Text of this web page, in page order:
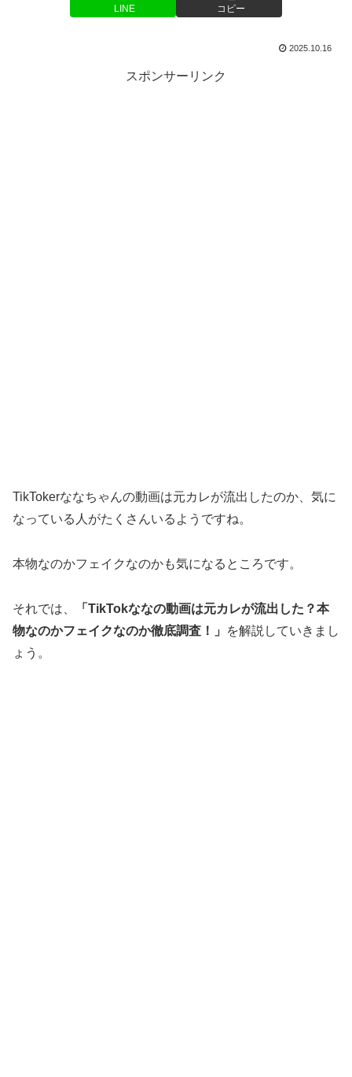
LINE コピー
2025.10.16
スポンサーリンク
TikTokerななちゃんの動画は元カレが流出したのか、気に
なっている人がたくさんいるようですね。
本物なのかフェイクなのかも気になるところです。
それでは、
「TikTokななの動画は元カレが流出した？本
物なのかフェイクなのか徹底調査！」
を解説していきまし
ょう。